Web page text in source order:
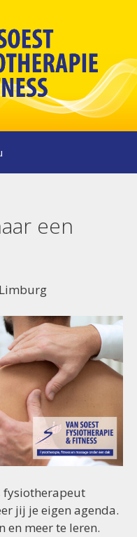
een
fysiotherapeut
jij je eigen agenda.
en meer te leren.